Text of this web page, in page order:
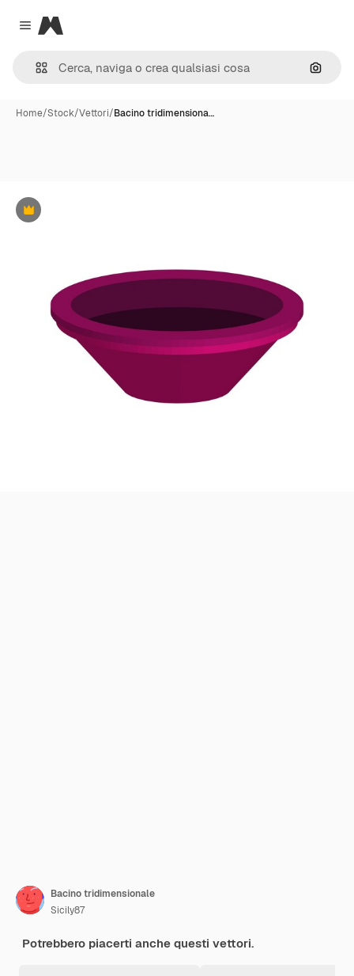
Close menu
Magnific
Cerca
Home/Stock/Vettori/Bacino tridimensiona…
Premium
Bacino tridimensionale
Sicily87
Potrebbero piacerti anche questi vettori.